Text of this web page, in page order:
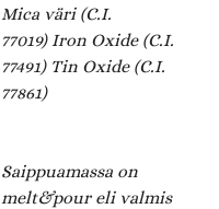
Mica väri (C.I.
77019) Iron Oxide (C.I.
77491) Tin Oxide (C.I.
77861)
Saippuamassa on
melt&pour eli valmis